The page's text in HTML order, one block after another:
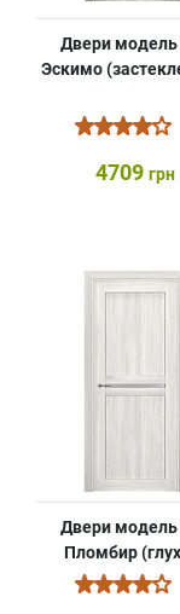
Двери модель
Эскимо
4709 грн
Двери модель
Пломбир